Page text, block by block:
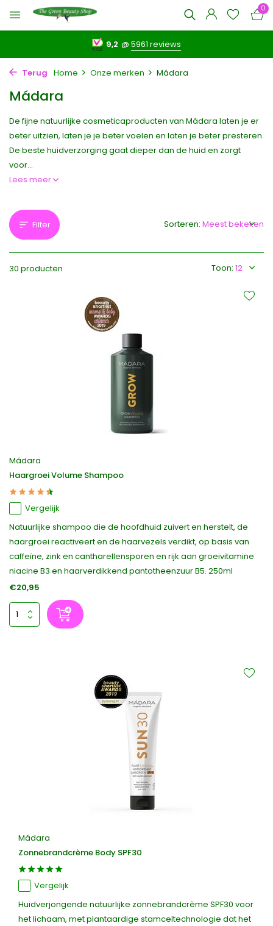
0
9,2 @5961 reviews
Terug Home Onze merken Mádara
Mádara
De fijne natuurlijke cosmeticaproducten van Mádara laten je er
beter uitzien, laten je je beter voelen en laten je beter presteren.
De beste huidverzorging gaat dieper dan de huid en zorgt
voor...
Lees meer
Filter
30 producten Toon:
Sorteren:
Mádara
Haargroei Volume Shampoo
Vergelijk
Natuurlijke shampoo die de hoofdhuid zuivert en herstelt, de
haargroei reactiveert en de haarvezels verdikt, op basis van
caffeïne, zink en cantharellensporen en rijk aan groeivitamine
niacine B3 en haarverdikkend pantotheenzuur B5. 250ml
€20,95
Mádara
Zonnebrandcrème Body SPF30
Vergelijk
Huidverjongende natuurlijke zonnebrandcrème SPF30 voor
het lichaam, met plantaardige stamceltechnologie dat het